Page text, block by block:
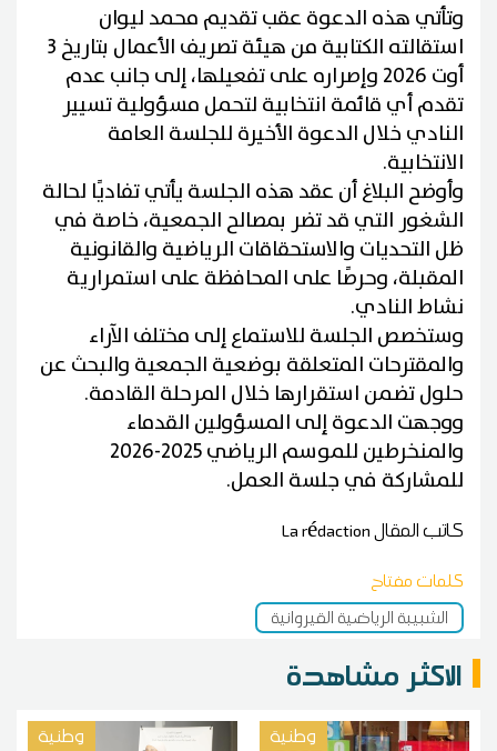
وتأتي هذه الدعوة عقب تقديم محمد ليوان
استقالته الكتابية من هيئة تصريف الأعمال بتاريخ 3
أوت 2026 وإصراره على تفعيلها، إلى جانب عدم
تقدم أي قائمة انتخابية لتحمل مسؤولية تسيير
النادي خلال الدعوة الأخيرة للجلسة العامة
الانتخابية.
وأوضح البلاغ أن عقد هذه الجلسة يأتي تفاديًا لحالة
الشغور التي قد تضر بمصالح الجمعية، خاصة في
ظل التحديات والاستحقاقات الرياضية والقانونية
المقبلة، وحرصًا على المحافظة على استمرارية
نشاط النادي.
وستخصص الجلسة للاستماع إلى مختلف الآراء
والمقترحات المتعلقة بوضعية الجمعية والبحث عن
حلول تضمن استقرارها خلال المرحلة القادمة.
ووجهت الدعوة إلى المسؤولين القدماء
والمنخرطين للموسم الرياضي 2025-2026
للمشاركة في جلسة العمل.
كاتب المقالLa rédaction
كلمات مفتاح
الشبيبة الرياضية القيروانية
الاكثر مشاهدة
وطنية وطنية